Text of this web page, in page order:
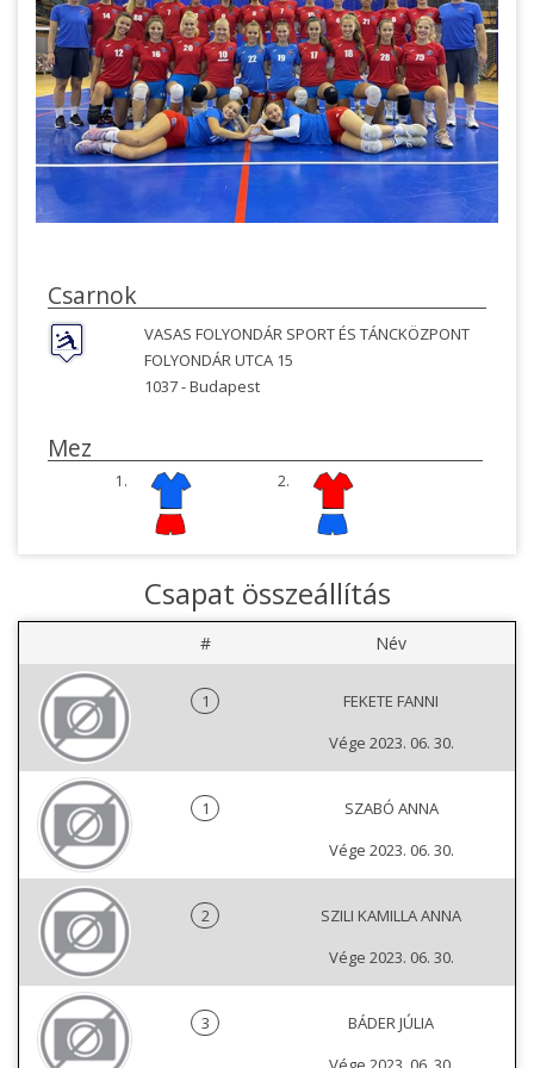
Csarnok
VASAS FOLYONDÁR SPORT ÉS TÁNCKÖZPONT
FOLYONDÁR UTCA 15
1037 -Budapest
Mez
1. 2.
Csapat összeállítás
# Név
1
FEKETE FANNI
Vége 2023. 06. 30.
1
SZABÓ ANNA
Vége 2023. 06. 30.
2
SZILI KAMILLA ANNA
Vége 2023. 06. 30.
3
BÁDER JÚLIA